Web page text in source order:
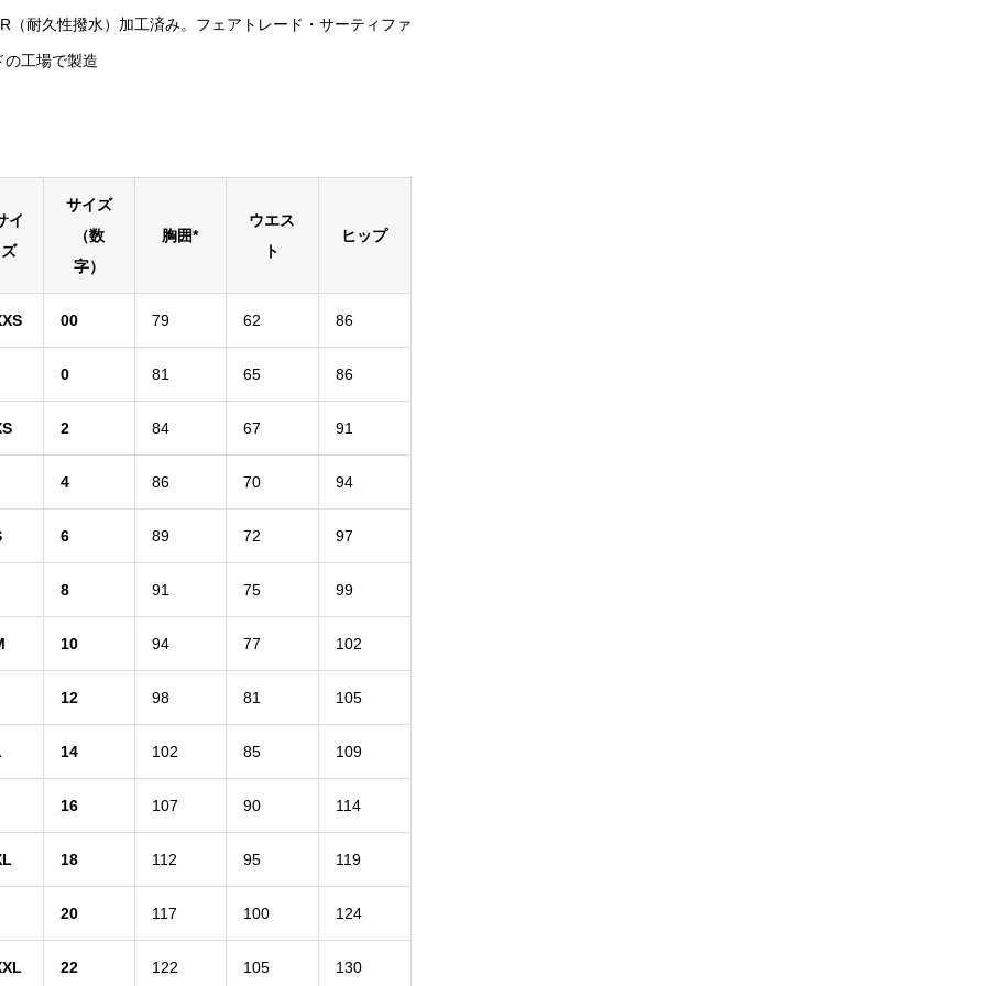
（耐久性撥水）加工済み。フェアトレード・サーティファ
の工場で製造
イ
ズ
サイズ
（数
字）
胸囲*
ウエス
ト
ヒップ
00 79 62 86
0 81 65 86
2 84 67 91
4 86 70 94
6 89 72 97
8 91 75 99
10 94 77 102
12 98 81 105
14 102 85 109
16 107 90 114
18 112 95 119
20 117 100 124
22 122 105 130